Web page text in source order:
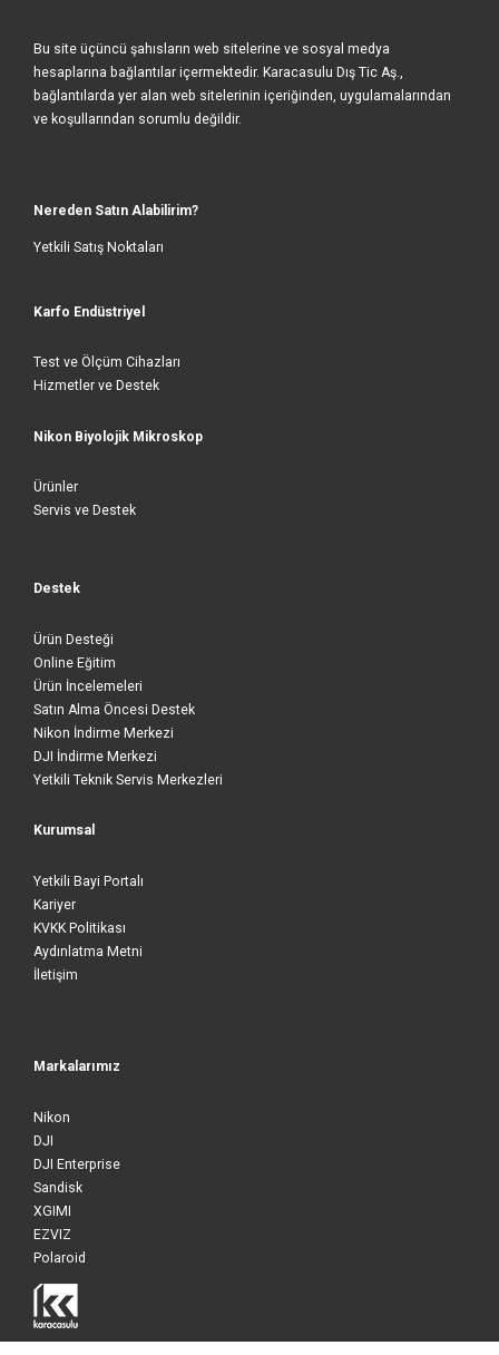
Bu site üçüncü şahısların web sitelerine ve sosyal medya
hesaplarına bağlantılar içermektedir. Karacasulu Dış Tic Aş.,
bağlantılarda yer alan web sitelerinin içeriğinden, uygulamalarından
ve koşullarından sorumlu değildir.
Nereden Satın Alabilirim?
Yetkili Satış Noktaları
Karfo Endüstriyel
Test ve Ölçüm Cihazları
Hizmetler ve Destek
Nikon Biyolojik Mikroskop
Ürünler
Servis ve Destek
Destek
Ürün Desteği
Online Eğitim
Ürün İncelemeleri
Satın Alma Öncesi Destek
Nikon İndirme Merkezi
DJI İndirme Merkezi
Yetkili Teknik Servis Merkezleri
Kurumsal
Yetkili Bayi Portalı
Kariyer
KVKK Politikası
Aydınlatma Metni
İletişim
Markalarımız
Nikon
DJI
DJI Enterprise
Sandisk
XGIMI
EZVIZ
Polaroid